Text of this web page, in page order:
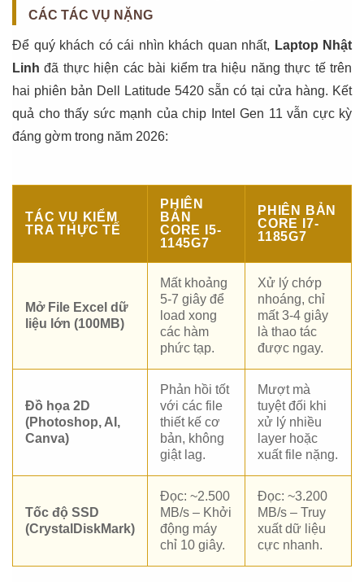
CÁC TÁC VỤ NẶNG
Để quý khách có cái nhìn khách quan nhất, Laptop Nhật
Linh đã thực hiện các bài kiểm tra hiệu năng thực tế trên
hai phiên bản Dell Latitude 5420 sẵn có tại cửa hàng. Kết
quả cho thấy sức mạnh của chip Intel Gen 11 vẫn cực kỳ
đáng gờm trong năm 2026:
TÁC VỤ KIỂM
TRA THỰC TẾ
PHIÊN
BẢN
CORE I5-
1145G7
PHIÊN BẢN
CORE I7-
1185G7
Mở File Excel dữ
liệu lớn (100MB)
Mất khoảng
5-7 giây để
load xong
các hàm
phức tạp.
Xử lý chớp
nhoáng, chỉ
mất 3-4 giây
là thao tác
được ngay.
Đồ họa 2D
(Photoshop, AI,
Canva)
Phản hồi tốt
với các file
thiết kế cơ
bản, không
giật lag.
Mượt mà
tuyệt đối khi
xử lý nhiều
layer hoặc
xuất file nặng.
Tốc độ SSD
(CrystalDiskMark)
Đọc: ~2.500
MB/s – Khởi
động máy
chỉ 10 giây.
Đọc: ~3.200
MB/s – Truy
xuất dữ liệu
cực nhanh.